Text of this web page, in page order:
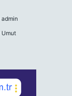
admin
Umut